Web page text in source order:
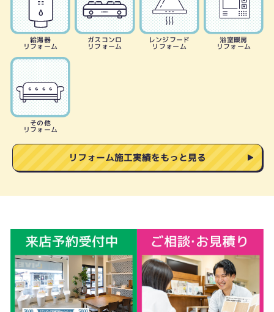
給湯器
リフォーム
ガスコンロ
リフォーム
レンジフード
リフォーム
浴室暖房
リフォーム
その他
リフォーム
リフォーム施工実績をもっと見る